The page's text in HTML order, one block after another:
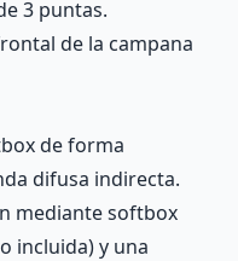
3 puntas.
de la campana
de forma
difusa indirecta.
mediante softbox
incluida) y una